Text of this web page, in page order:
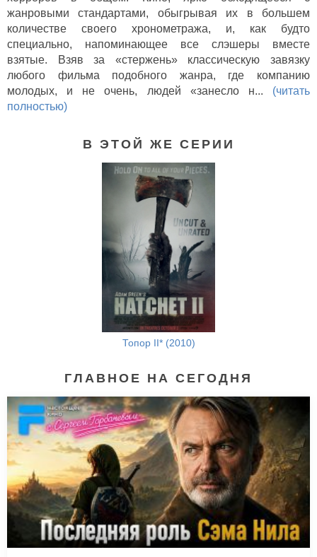
жанровыми стандартами, обыгрывая их в большем
количестве своего хронометража, и, как будто
специально, напоминающее все слэшеры вместе
взятые. Взяв за «стержень» классическую завязку
любого фильма подобного жанра, где компанию
молодых, и не очень, людей «занесло н... (читать
полностью)
В ЭТОЙ ЖЕ СЕРИИ
Топор II* (2010)
ГЛАВНОЕ НА СЕГОДНЯ